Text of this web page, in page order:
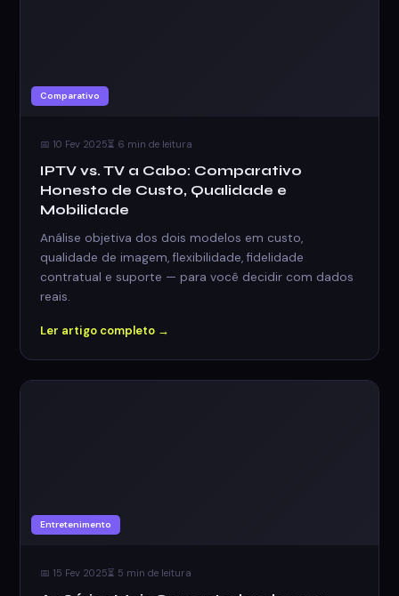
Comparativo
📅 10 Fev 2025⏳ 6 min de leitura
IPTV vs. TV a Cabo: Comparativo
Honesto de Custo, Qualidade e
Mobilidade
Análise objetiva dos dois modelos em custo,
qualidade de imagem, flexibilidade, fidelidade
contratual e suporte — para você decidir com dados
reais.
Ler artigo completo →
Entretenimento
📅 15 Fev 2025⏳ 5 min de leitura